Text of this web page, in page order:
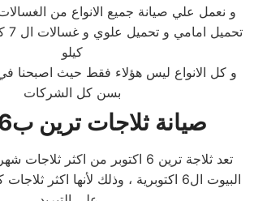
و نعمل علي صيانة جميع الانواع من الغسالات
كيلو
و كل الانواع ليس هؤلاء فقط حيث اصبحنا
بسن كل الشركات
صيانة ثلاجات ترين ب6 اكتوبر
تعد ثلاجة ترين 6 اكتوبر من اكثر
البيوت ال6 اكتوبرية ، وذلك لأنها اكثر